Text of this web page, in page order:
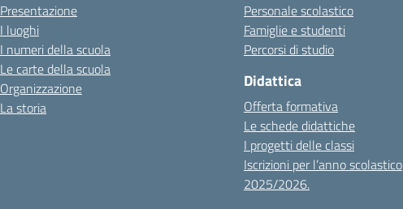
Presentazione
I luoghi
I numeri della scuola
Le carte della scuola
Organizzazione
La storia
Personale scolastico
Famiglie e studenti
Percorsi di studio
Didattica
Offerta formativa
Le schede didattiche
I progetti delle classi
Iscrizioni per l’anno scolastico
2025/2026.